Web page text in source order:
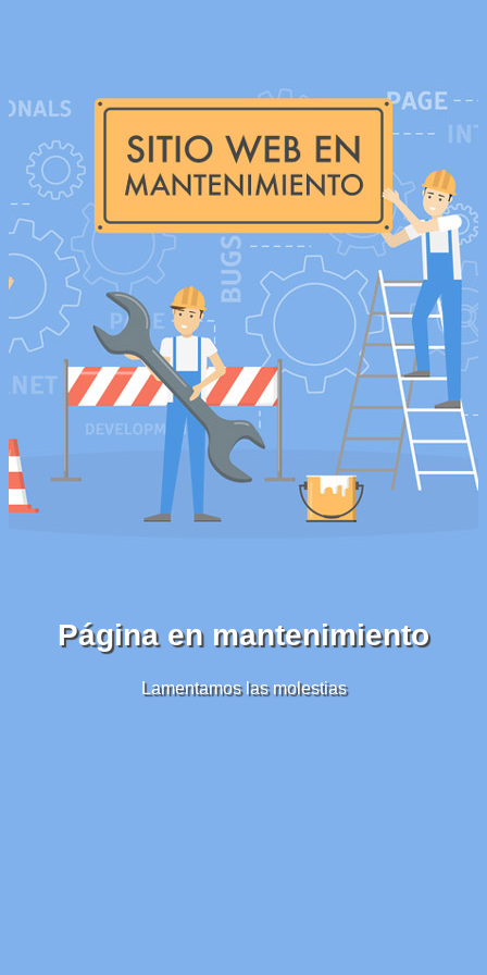
Página en mantenimiento
Lamentamos las molestias